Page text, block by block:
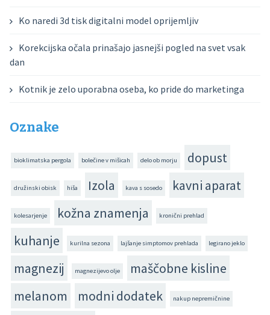
Ko naredi 3d tisk digitalni model oprijemljiv
Korekcijska očala prinašajo jasnejši pogled na svet vsak
dan
Kotnik je zelo uporabna oseba, ko pride do marketinga
Oznake
bioklimatska pergola bolečine v mišicah delo ob morju dopust
družinski obisk hiša Izola kava s sosedo kavni aparat
kolesarjenje kožna znamenja kronični prehlad
kuhanje kurilna sezona lajšanje simptomov prehlada legirano jeklo
magnezij magnezijevo olje
maščobne kisline
melanom
modni dodatek nakup nepremičnine